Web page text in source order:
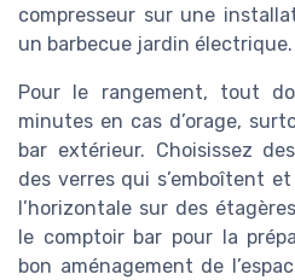
compresseur sur une
un barbecue jardin électrique.
Pour le rangement, tout
minutes en cas d’orage,
bar extérieur. Choisissez
des verres qui s’emboîtent
l’horizontale sur des
le comptoir bar pour la
bon aménagement de